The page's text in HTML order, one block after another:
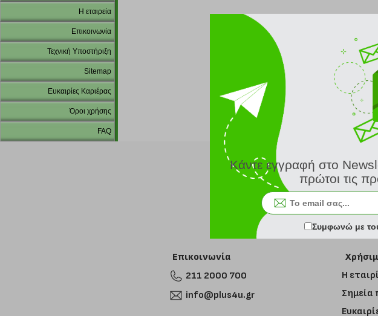
Η εταιρεία
Επικοινωνία
Τεχνική Υποστήριξη
Sitemap
Ευκαιρίες Καριέρας
Όροι χρήσης
FAQ
Επικοινωνία
211 2000 700
info@plus4u.gr
Η
Σημεία
Κάντε εγγραφή στο
πρώτοι τις
Συμφωνώ με